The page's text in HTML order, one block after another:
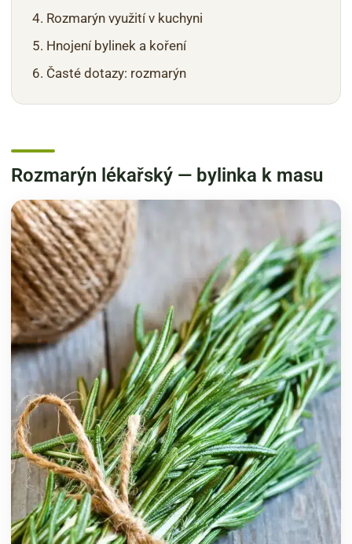
Rozmarýn využití v kuchyni
Hnojení bylinek a koření
Časté dotazy: rozmarýn
Rozmarýn lékařský — bylinka k masu